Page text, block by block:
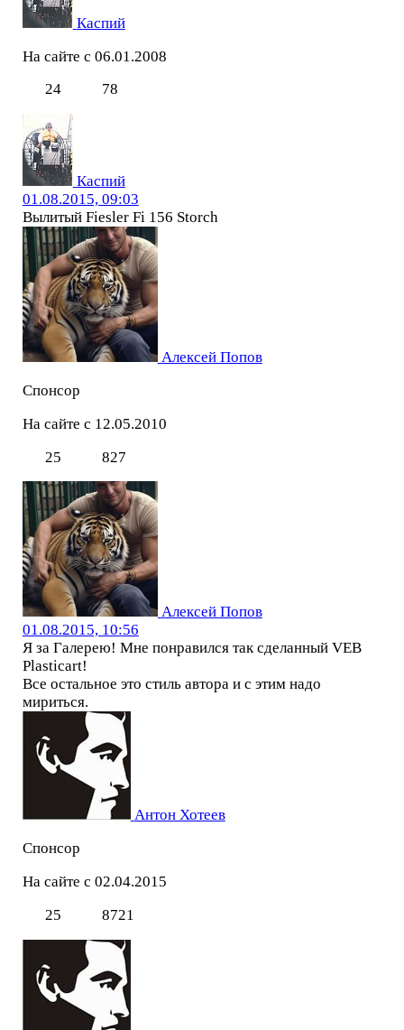
Каспий
На сайте с 06.01.2008
24
78
Каспий
01.08.2015, 09:03
Вылитый Fiesler Fi 156 Storch
Алексей Попов
Спонсор
На сайте с 12.05.2010
25
827
Алексей Попов
01.08.2015, 10:56
Я за Галерею! Мне понравился так сделанный VEB
Plasticart!
Все остальное это стиль автора и с этим надо
мириться.
Антон Хотеев
Спонсор
На сайте с 02.04.2015
25
8721